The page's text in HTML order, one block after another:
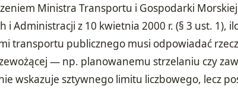
Ministra Transportu i Gospodarki
i Administracji z 10 kwietnia 2000 r. (§ 3 ust. 1),
transportu publicznego musi odpowiadać
— np. planowanemu strzelaniu czy
wskazuje sztywnego limitu liczbowego, lecz